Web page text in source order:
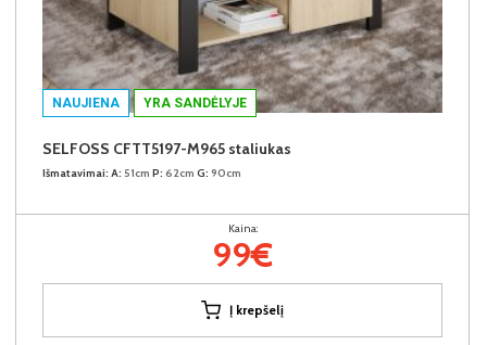
NAUJIENA YRA SANDĖLYJE
SELFOSS CFTT5197-M965 staliukas
Išmatavimai: A: 51cm P: 62cm G: 90cm
Kaina:
99€
Į krepšelį